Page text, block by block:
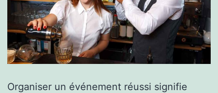
Organiser un événement réussi signifie